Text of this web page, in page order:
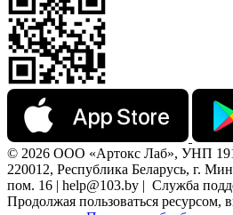
© 2026 ООО «Артокс Лаб», УНП
220012, Республика Беларусь, г.
пом. 16 | help@103.by | Служба
Продолжая пользоваться ресурсом,